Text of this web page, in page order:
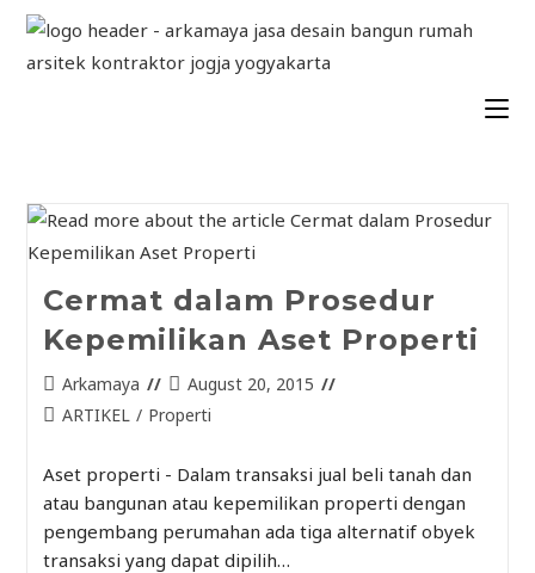
Cermat dalam Prosedur
Kepemilikan Aset Properti
Arkamaya
August 20, 2015
ARTIKEL / Properti
Aset properti - Dalam transaksi jual beli tanah dan
atau bangunan atau kepemilikan properti dengan
pengembang perumahan ada tiga alternatif obyek
transaksi yang dapat dipilih…